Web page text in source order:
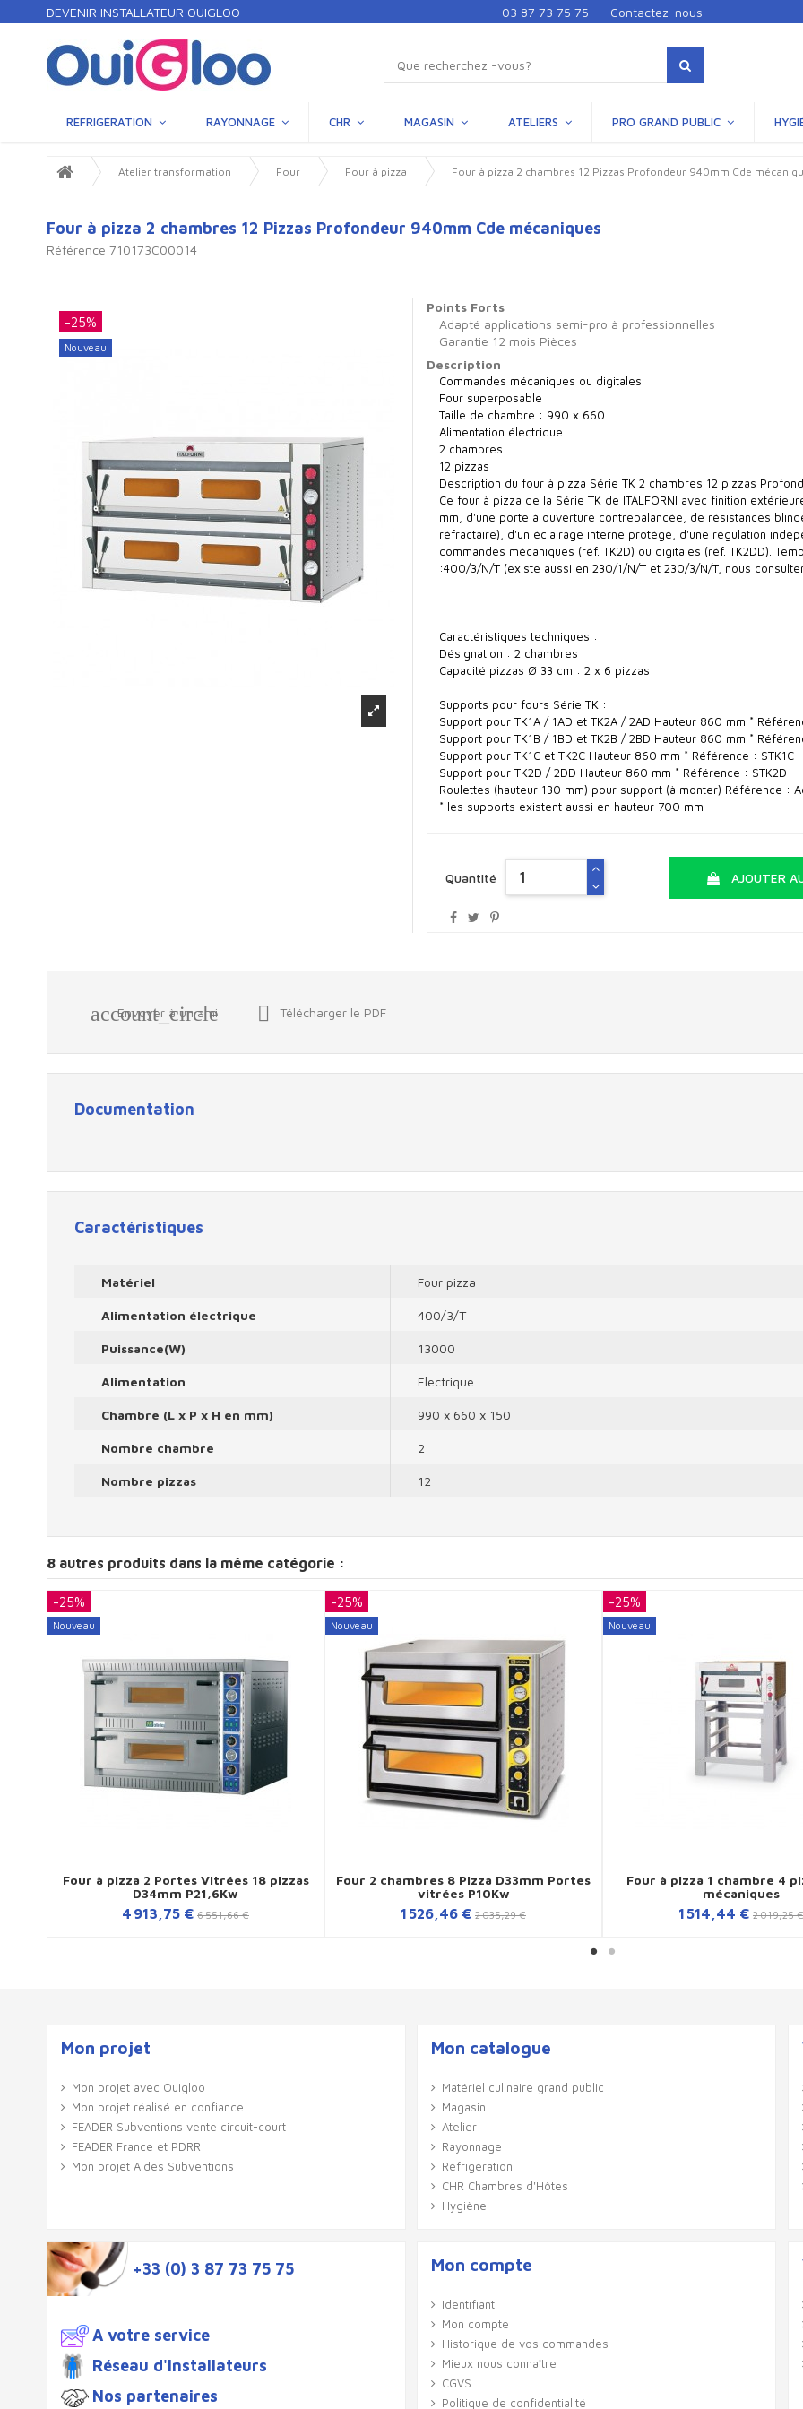
DEVENIR INSTALLATEUR OUIGLOO 03 87 73 75 75 Contactez-nous
RÉFRIGÉRATION RAYONNAGE CHR MAGASIN ATELIERS PRO GRAND PUBLIC
Atelier transformation Four Four à pizza Four à pizza 2 chambres 12 Pizzas Profondeur 940mm Cde
Four à pizza 2 chambres 12 Pizzas Profondeur 940mm Cde mécaniques
Référence 710173C00014
-25%
Nouveau
Points Forts
Adapté applications semi-pro à professionnelles
Garantie 12 mois Pièces
Description
Commandes mécaniques ou digitales
Four superposable
Taille de chambre : 990 x 660
Alimentation électrique
2 chambres
12 pizzas
Description du four à pizza Série TK 2 chambres 12 pizzas
Ce four à pizza de la Série TK de ITALFORNI avec finition
mm, d'une porte à ouverture contrebalancée, de résistances
réfractaire), d'un éclairage interne protégé, d'une régulation
commandes mécaniques (réf. TK2D) ou digitales (réf. TK2DD).
:400/3/N/T (existe aussi en 230/1/N/T et 230/3/N/T, nous
Caractéristiques techniques :
Désignation : 2 chambres
Capacité pizzas Ø 33 cm : 2 x 6 pizzas
Supports pour fours Série TK :
Support pour TK1A / 1AD et TK2A / 2AD Hauteur 860 mm *
Support pour TK1B / 1BD et TK2B / 2BD Hauteur 860 mm *
Support pour TK1C et TK2C Hauteur 860 mm * Référence : STK1C
Support pour TK2D / 2DD Hauteur 860 mm * Référence : STK2D
Roulettes (hauteur 130 mm) pour support (à monter) Référence :
* les supports existent aussi en hauteur 700 mm
Quantité AJOUTER
account_circle
Envoyer à un ami  Télécharger le PDF
Documentation
Caractéristiques
Matériel Four pizza
Alimentation électrique 400/3/T
Puissance(W) 13000
Alimentation Electrique
Chambre (L x P x H en mm) 990 x 660 x 150
Nombre chambre 2
Nombre pizzas 12
8 autres produits dans la même catégorie :
-25%
Nouveau
Four à pizza 2 Portes Vitrées 18 pizzas
D34mm P21,6Kw
4 913,75 € 6 551,66 €
-25%
Nouveau
Four 2 chambres 8 Pizza D33mm Portes
vitrées P10Kw
1 526,46 € 2 035,29 €
-25%
Nouveau
Four à pizza 1 chambre 4
mécaniques
1 514,44 € 2 019,25 €
Mon projet
Mon projet avec Ouigloo
Mon projet réalisé en confiance
FEADER Subventions vente circuit-court
FEADER France et PDRR
Mon projet Aides Subventions
Mon catalogue
Matériel culinaire grand public
Magasin
Atelier
Rayonnage
Réfrigération
CHR Chambres d'Hôtes
Hygiène
+33 (0) 3 87 73 75 75
A votre service
Réseau d'installateurs
Nos partenaires
Mon compte
Identifiant
Mon compte
Historique de vos commandes
Mieux nous connaître
CGVS
Politique de confidentialité